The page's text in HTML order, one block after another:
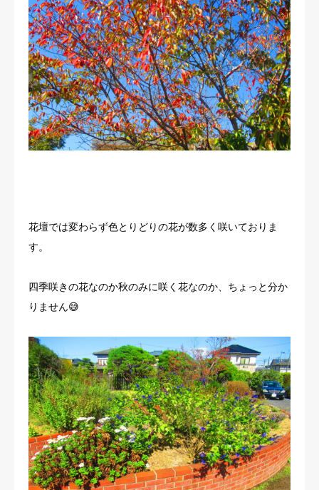
花壇では変わらず色とりどりの花が数多く咲いておりま
す。
四季咲きの花なのか秋のみに咲く花なのか、ちょっと分か
りません😅